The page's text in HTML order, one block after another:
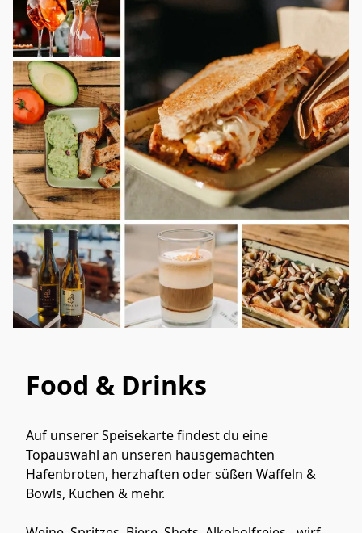
Food & Drinks
Auf unserer Speisekarte findest du eine
Topauswahl an unseren hausgemachten
Hafenbroten, herzhaften oder süßen Waffeln &
Bowls, Kuchen & mehr.